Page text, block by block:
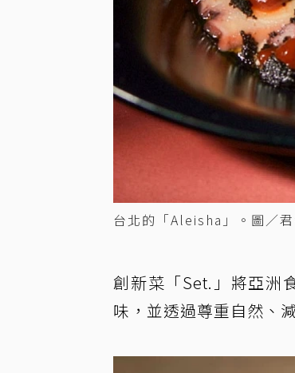
台北的「Aleisha」。圖／
創新菜「Set.」將亞洲
味，並透過尊重自然、